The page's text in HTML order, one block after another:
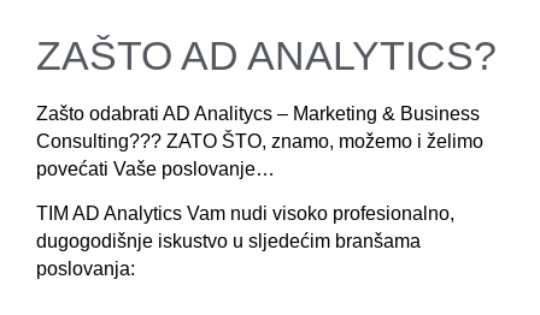
ZAŠTO AD ANALYTICS?
Zašto odabrati AD Analitycs – Marketing & Business
Consulting??? ZATO ŠTO, znamo, možemo i želimo
povećati Vaše poslovanje…
TIM AD Analytics Vam nudi visoko profesionalno,
dugogodišnje iskustvo u sljedećim branšama
poslovanja: